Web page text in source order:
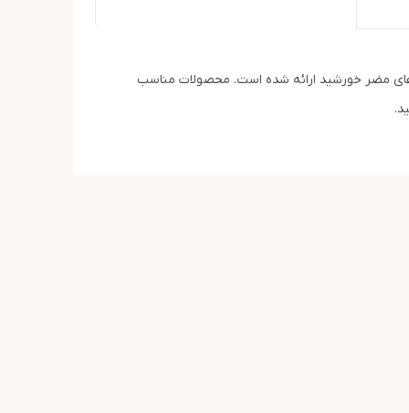
مضر خورشید ارائه شده است. محصولات مناسب